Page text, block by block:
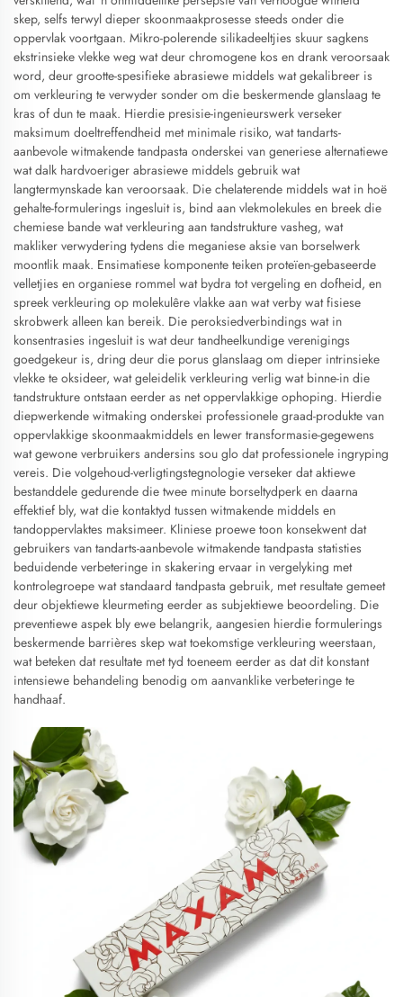
skep, selfs terwyl dieper skoonmaakprosesse steeds onder die
oppervlak voortgaan. Mikro-polerende silikadeeltjies skuur sagkens
ekstrinsieke vlekke weg wat deur chromogene kos en drank veroorsaak
word, deur grootte-spesifieke abrasiewe middels wat gekalibreer is
om verkleuring te verwyder sonder om die beskermende glanslaag te
kras of dun te maak. Hierdie presisie-ingenieurswerk verseker
maksimum doeltreffendheid met minimale risiko, wat tandarts-
aanbevole witmakende tandpasta onderskei van generiese alternatiewe
wat dalk hardvoeriger abrasiewe middels gebruik wat
langtermynskade kan veroorsaak. Die chelaterende middels wat in hoë
gehalte-formulerings ingesluit is, bind aan vlekmolekules en breek die
chemiese bande wat verkleuring aan tandstrukture vasheg, wat
makliker verwydering tydens die meganiese aksie van borselwerk
moontlik maak. Ensimatiese komponente teiken proteïen-gebaseerde
velletjies en organiese rommel wat bydra tot vergeling en dofheid, en
spreek verkleuring op molekulêre vlakke aan wat verby wat fisiese
skrobwerk alleen kan bereik. Die peroksiedverbindings wat in
konsentrasies ingesluit is wat deur tandheelkundige verenigings
goedgekeur is, dring deur die porus glanslaag om dieper intrinsieke
vlekke te oksideer, wat geleidelik verkleuring verlig wat binne-in die
tandstrukture ontstaan eerder as net oppervlakkige ophoping. Hierdie
diepwerkende witmaking onderskei professionele graad-produkte van
oppervlakkige skoonmaakmiddels en lewer transformasie-gegewens
wat gewone verbruikers andersins sou glo dat professionele ingryping
vereis. Die volgehoud-verligtingstegnologie verseker dat aktiewe
bestanddele gedurende die twee minute borseltydperk en daarna
effektief bly, wat die kontaktyd tussen witmakende middels en
tandoppervlaktes maksimeer. Kliniese proewe toon konsekwent dat
gebruikers van tandarts-aanbevole witmakende tandpasta statisties
beduidende verbeteringe in skakering ervaar in vergelyking met
kontrolegroepe wat standaard tandpasta gebruik, met resultate gemeet
deur objektiewe kleurmeting eerder as subjektiewe beoordeling. Die
preventiewe aspek bly ewe belangrik, aangesien hierdie formulerings
beskermende barrières skep wat toekomstige verkleuring weerstaan,
wat beteken dat resultate met tyd toeneem eerder as dat dit konstant
intensiewe behandeling benodig om aanvanklike verbeteringe te
handhaaf.